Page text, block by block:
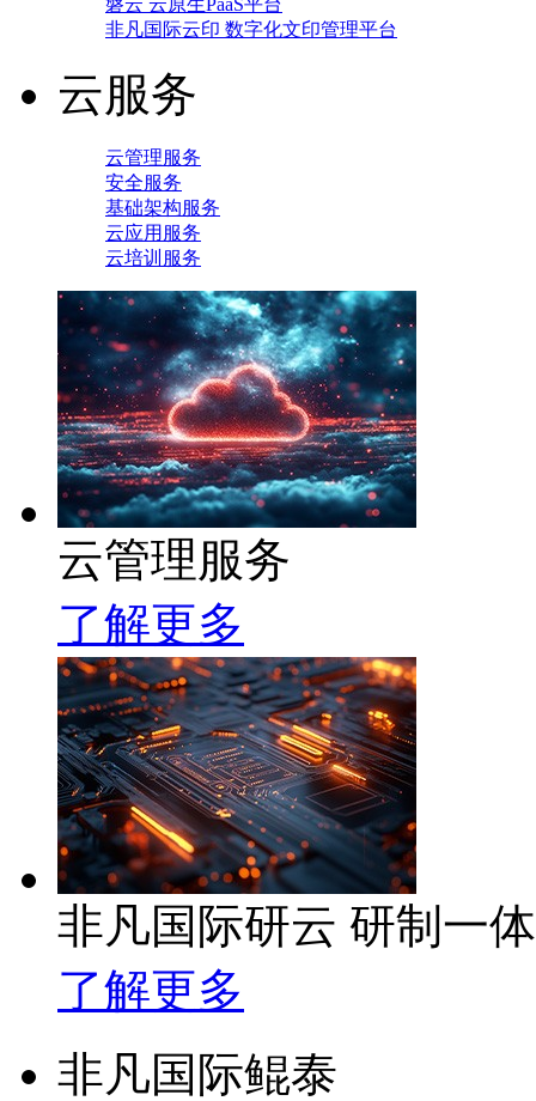
磐云 云原生PaaS平台
非凡国际云印 数字化文印管理平台
云服务
云管理服务
安全服务
基础架构服务
云应用服务
云培训服务
云管理服务
了解更多
非凡国际研云 研制一
了解更多
非凡国际鲲泰